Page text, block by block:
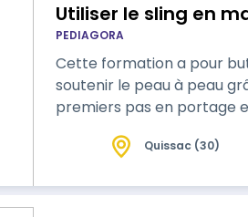
Utiliser le sling en
PEDIAGORA
Cette formation a pour
soutenir le peau à peau
premiers pas en portage
Quissac (30)